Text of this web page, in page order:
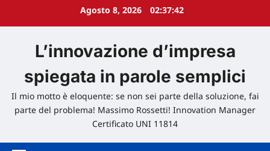
Agosto 8, 2026 02:37:42
L’innovazione d’impresa
spiegata in parole semplici
Il mio motto è eloquente: se non sei parte della soluzione, fai
parte del problema! Massimo Rossetti! Innovation Manager
Certificato UNI 11814